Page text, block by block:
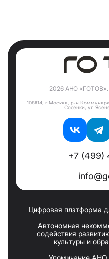
2026 АНО
108814, г Москва, р-н
Сосенки, ул
+7 (499)
Цифровая платформа
Автономная
содействия
культуры и